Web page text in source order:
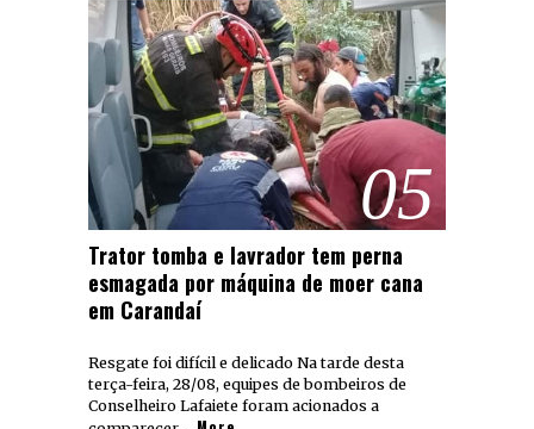
05
Trator tomba e lavrador tem perna
esmagada por máquina de moer cana
em Carandaí
Resgate foi difícil e delicado Na tarde desta
terça-feira, 28/08, equipes de bombeiros de
Conselheiro Lafaiete foram acionados a